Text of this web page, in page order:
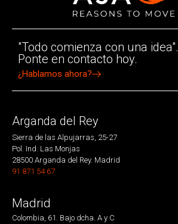
"Todo comienza con una idea".
Ponte en contacto hoy.
¿Hablamos ahora?
Arganda del Rey
Sierra de las Alpujarras, 25-27
Pol. Ind. Las Monjas
28500 Arganda del Rey. Madrid
91 871 54 67
Madrid
Colombia, 61. Bajo dcha. A y C